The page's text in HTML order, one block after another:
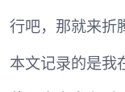
行吧，那就来折
本文记录的是我